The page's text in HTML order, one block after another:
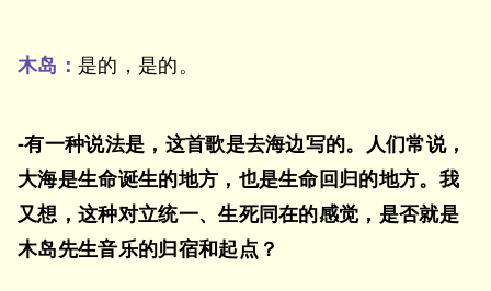
木岛： 是的，是的。
-有一种说法是，这首歌是去海边写的。人们常说，
大海是生命诞生的地方，也是生命回归的地方。我
又想，这种对立统一、生死同在的感觉，是否就是
木岛先生音乐的归宿和起点？